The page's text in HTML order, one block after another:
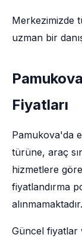
Merkezimizde
uzman bir
Fiyatları
Pamukova'da
türüne, araç
hizmetlere
fiyatlandırma
alınmamaktadır.
Güncel fiyatlar